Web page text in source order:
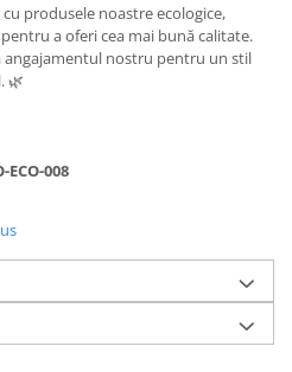
produsele noastre ecologice,
a oferi cea mai bună calitate.
angajamentul nostru pentru un stil
🌿
008